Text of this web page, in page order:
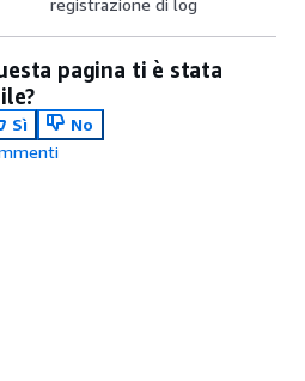
registrazione di log
pagina ti è stata
Sì
No